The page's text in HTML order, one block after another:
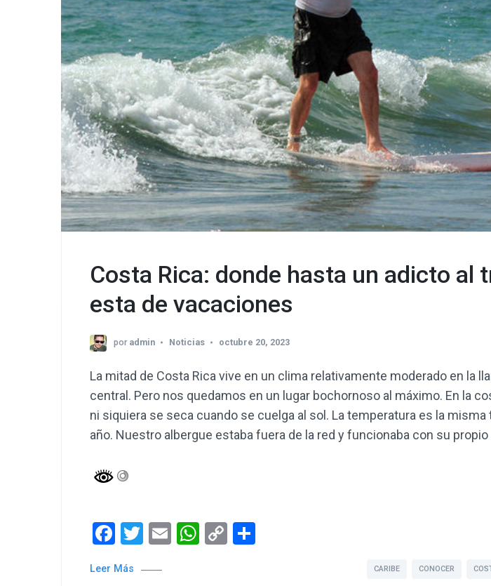
Costa Rica: donde hasta un adicto al
esta de vacaciones
por admin Noticias octubre 20, 2023
La mitad de Costa Rica vive en un clima relativamente moderado en la
central. Pero nos quedamos en un lugar bochornoso al máximo. En la
ni siquiera se seca cuando se cuelga al sol. La temperatura es la misma
año. Nuestro albergue estaba fuera de la red y funcionaba con su propio
Facebook
Twitter
EmailWhatsApp
Copy
Leer Más CARIBE CONOCER